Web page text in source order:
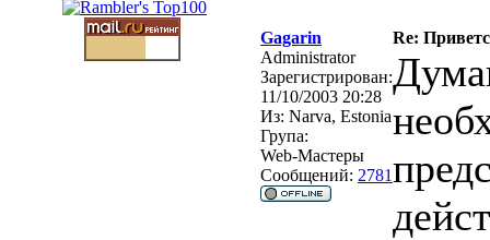
Gagarin
Re:
Administrator
Зарегистрирован:
11/10/2003 20:28
Из: Narva, Estonia
Група:
Web-Мастеры
Сообщений: 2781